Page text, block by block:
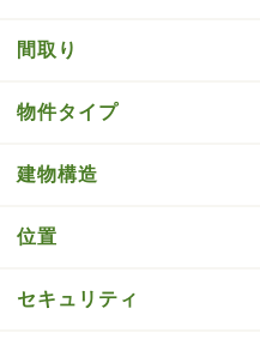
間取り
物件タイプ
建物構造
位置
セキュリティ